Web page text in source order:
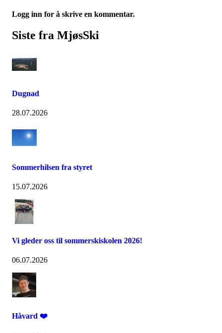
Logg inn for å skrive en kommentar.
Siste fra MjøsSki
Dugnad
28.07.2026
Sommerhilsen fra styret
15.07.2026
Vi gleder oss til sommerskiskolen 2026!
06.07.2026
Håvard ❤️